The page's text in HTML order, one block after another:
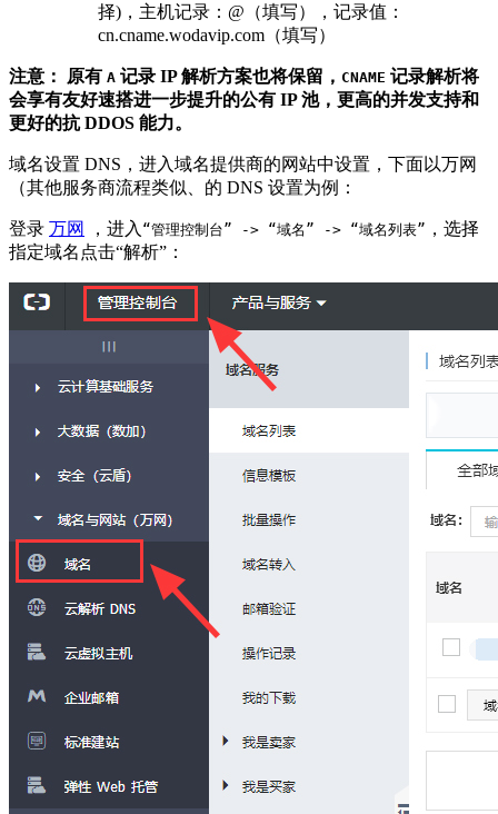
择)，主机记录：@（填写），记录值：
cn.cname.wodavip.com（填写）
注意： 原有 A 记录 IP 解析方案也将保留， CNAME 记录解析将
会享有友好速搭进一步提升的公有 IP 池，更高的并发支持和
更好的抗 DDOS 能力。
域名设置 DNS，进入域名提供商的网站中设置，下面以万网
（其他服务商流程类似、的 DNS 设置为例：
登录 万网 ，进入 “管理控制台” -> “域名” -> “域名列表” ，选择
指定域名点击“解析”：